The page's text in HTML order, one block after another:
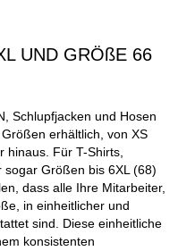
UND GRÖßE 66
Schlupfjacken und Hosen
erhältlich, von XS
hinaus. Für T-Shirts,
sogar Größen bis 6XL (68)
dass alle Ihre Mitarbeiter,
in einheitlicher und
sind. Diese einheitliche
konsistenten